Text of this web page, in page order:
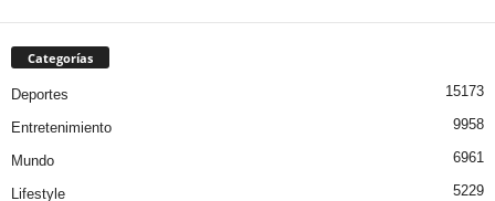
Categorías
Deportes 15173
Entretenimiento 9958
Mundo 6961
Lifestyle 5229